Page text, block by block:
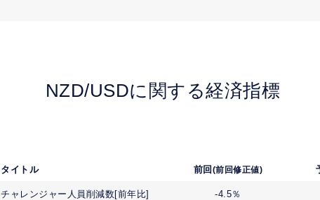
NZD/USDに関する経済指標
タイトル 前回 (前回修正値)
チャレンジャー人員削減数[前年比] -4.5％